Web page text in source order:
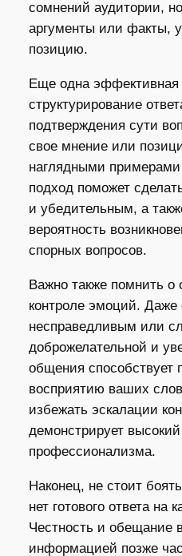
сомнений аудитории,
аргументы или факты,
позицию.
Еще одна эффективная
структурирование
подтверждения сути
свое мнение или
наглядными
подход поможет
и убедительным, а
вероятность
спорных вопросов.
Важно также помнить о
контроле эмоций. Даже
несправедливым или
доброжелательной и
общения способствует
восприятию ваших
избежать эскалации
демонстрирует
профессионализма.
Наконец, не стоит
нет готового ответа на
Честность и обещание
информацией позже